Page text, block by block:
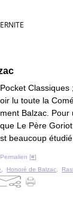
Pocket
oir lu toute la
ment Balzac.
que Le Père
st beaucoup
[#]
Honoré de Balzac